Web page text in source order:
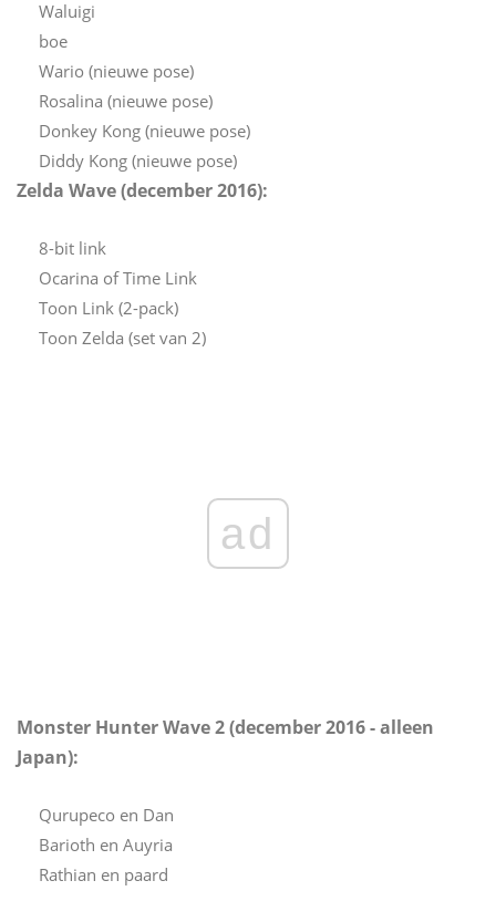
Waluigi
boe
Wario (nieuwe pose)
Rosalina (nieuwe pose)
Donkey Kong (nieuwe pose)
Diddy Kong (nieuwe pose)
Zelda Wave (december 2016):
8-bit link
Ocarina of Time Link
Toon Link (2-pack)
Toon Zelda (set van 2)
ad
Monster Hunter Wave 2 (december 2016 - alleen
Japan):
Qurupeco en Dan
Barioth en Auyria
Rathian en paard